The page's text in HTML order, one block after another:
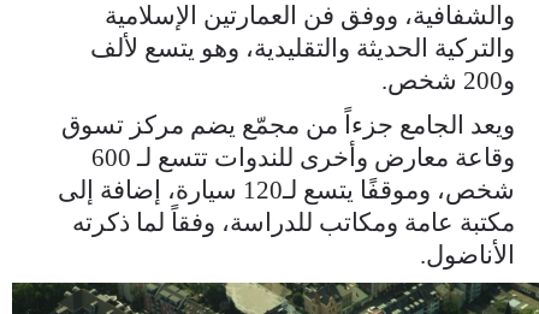
والشفافية، ووفق فن العمارتين الإسلامية
والتركية الحديثة والتقليدية، وهو يتسع لألف
و200 شخص.
ويعد الجامع جزءاً من مجمّع يضم مركز تسوق
وقاعة معارض وأخرى للندوات تتسع لـ 600
شخص، وموقفًا يتسع لـ120 سيارة، إضافة إلى
مكتبة عامة ومكاتب للدراسة، وفقاً لما ذكرته
الأناضول.
doq6iizxuaaysqb.jpg